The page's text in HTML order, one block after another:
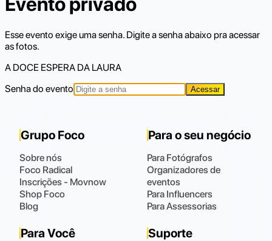
Esse evento exige uma senha. Digite a senha abaixo pra acessar
as fotos.
A DOCE ESPERA DA LAURA
Senha do evento
Acessar
Grupo Foco
Sobre nós
Foco Radical
Inscrições - Movnow
Shop Foco
Blog
Para o seu negócio
Para Fotógrafos
Organizadores de
eventos
Para Influencers
Para Assessorias
Para Você Suporte